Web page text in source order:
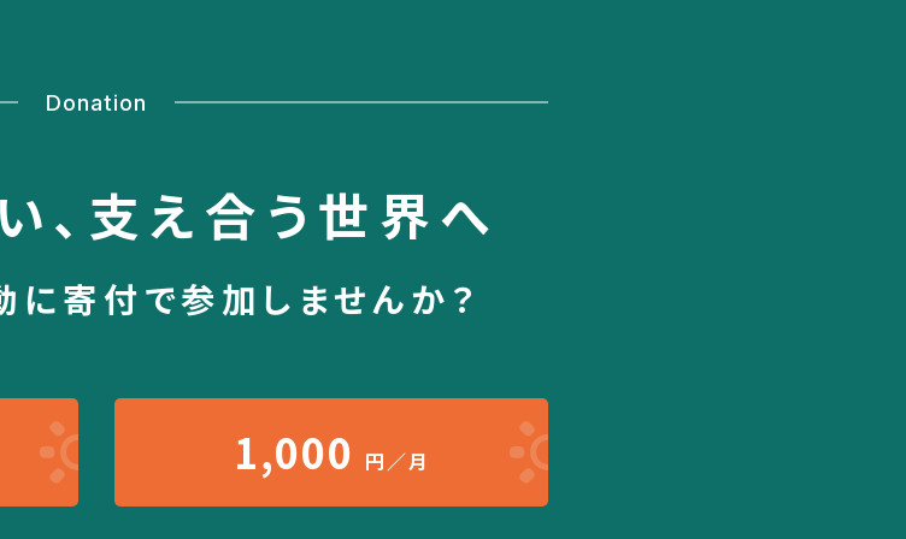
Donation
、 支え合う世界へ
に寄付で参加しませんか？
1,000 円／月